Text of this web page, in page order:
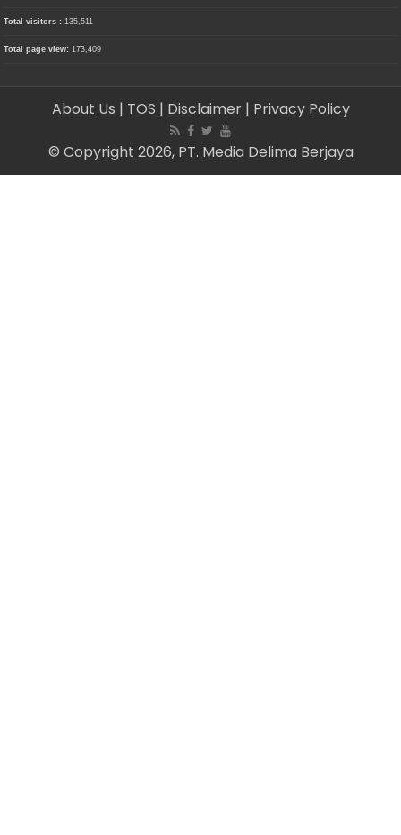
Total visitors :135,511
Total page view:173,409
About Us | TOS | Disclaimer | Privacy Policy
© Copyright 2026, PT. Media Delima Berjaya